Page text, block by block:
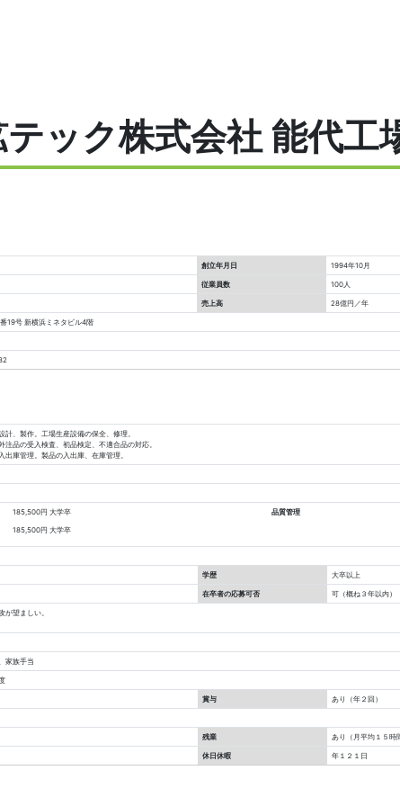
ック株式会社 能代工
創立年月日 1994年10月
従業員数 100人
売上高 28億円／年
19号 新横浜ミネタビル4階
、製作。工場生産設備の保全、修理。
品の受入検査、初品検定、不適合品の対応。
庫管理。製品の入出庫、在庫管理。
185,500円 大学卒
品質管理
185,500円 大学卒
学歴 大卒以上
在卒者の応募可否 可（概ね３年以内）
が望ましい。
家族手当
賞与 あり（年２回）
残業 あり（月平均１５時
休日休暇 年１２１日